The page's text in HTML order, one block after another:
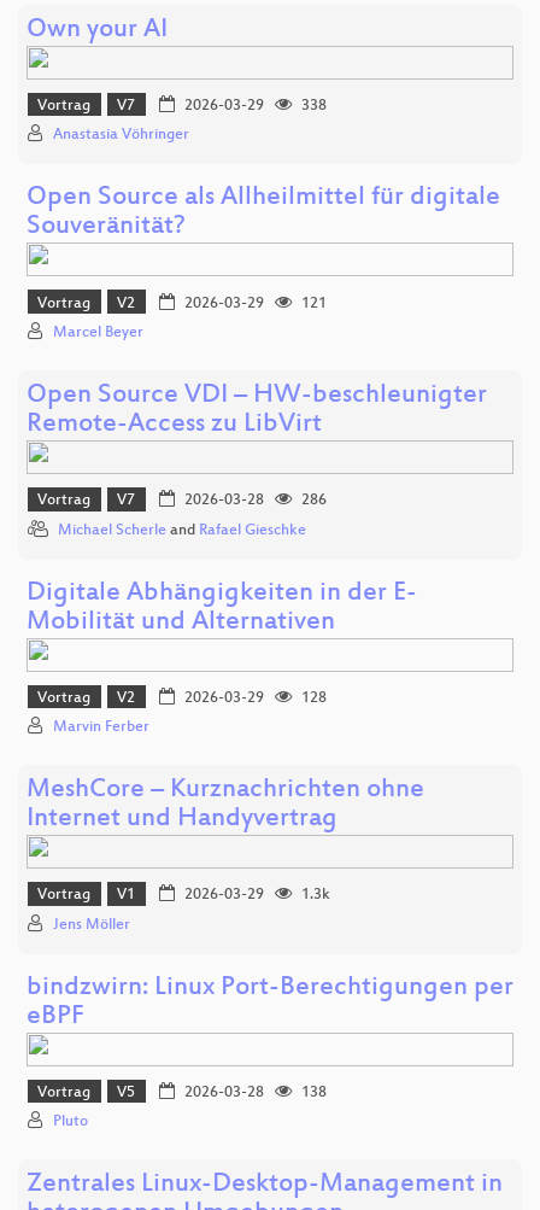
Own your AI
Vortrag V7 2026-03-29
338
Anastasia Vöhringer
Open Source als Allheilmittel für digitale
Souveränität?
Vortrag V2 2026-03-29
121
Marcel Beyer
Open Source VDI – HW-beschleunigter
Remote-Access zu LibVirt
Vortrag V7 2026-03-28
286
Michael Scherle and Rafael Gieschke
Digitale Abhängigkeiten in der E-
Mobilität und Alternativen
Vortrag V2 2026-03-29
128
Marvin Ferber
MeshCore – Kurznachrichten ohne
Internet und Handyvertrag
Vortrag V1 2026-03-29
1.3k
Jens Möller
bindzwirn: Linux Port-Berechtigungen per
eBPF
Vortrag V5 2026-03-28
138
Pluto
Zentrales Linux-Desktop-Management in